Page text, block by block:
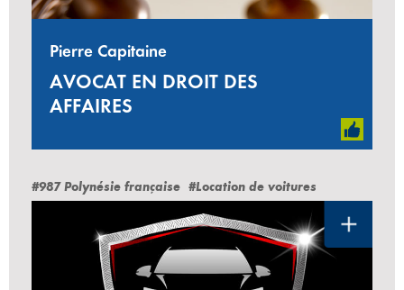
Pierre Capitaine
AVOCAT EN DROIT DES
AFFAIRES
#987 Polynésie française #Location de voitures